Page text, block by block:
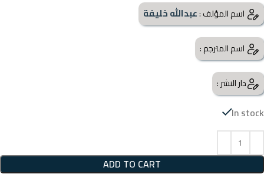
اسم المؤلف :عبدالله خليفة
اسم المترجم :
دار النشر :
In stock
ADD TO CART